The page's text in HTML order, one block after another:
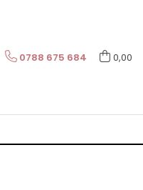
0788 675 684 0,00